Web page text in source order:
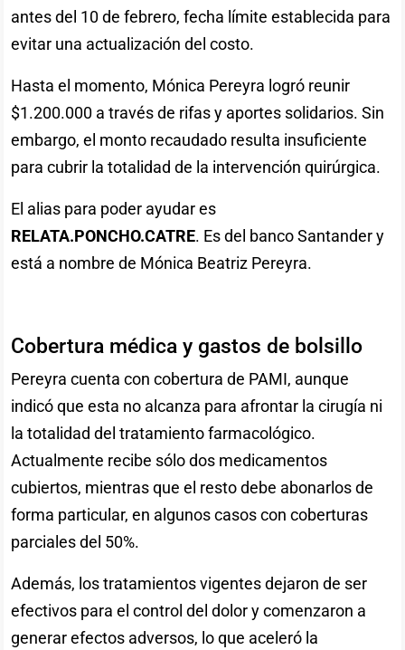
antes del 10 de febrero, fecha límite establecida para
evitar una actualización del costo.
Hasta el momento, Mónica Pereyra logró reunir
$1.200.000 a través de rifas y aportes solidarios. Sin
embargo, el monto recaudado resulta insuficiente
para cubrir la totalidad de la intervención quirúrgica.
El alias para poder ayudar es
RELATA.PONCHO.CATRE. Es del banco Santander y
está a nombre de Mónica Beatriz Pereyra.
Cobertura médica y gastos de bolsillo
Pereyra cuenta con cobertura de PAMI, aunque
indicó que esta no alcanza para afrontar la cirugía ni
la totalidad del tratamiento farmacológico.
Actualmente recibe sólo dos medicamentos
cubiertos, mientras que el resto debe abonarlos de
forma particular, en algunos casos con coberturas
parciales del 50%.
Además, los tratamientos vigentes dejaron de ser
efectivos para el control del dolor y comenzaron a
generar efectos adversos, lo que aceleró la